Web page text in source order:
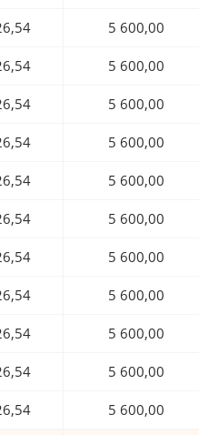
5 600,00
5 600,00
5 600,00
5 600,00
5 600,00
5 600,00
5 600,00
5 600,00
5 600,00
5 600,00
5 600,00